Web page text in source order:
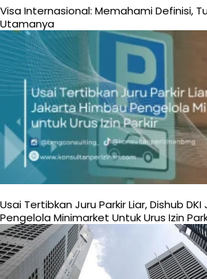
Visa Internasional: Memahami Definisi,
Utamanya
Usai Tertibkan Juru Parkir Liar, Dishub
Pengelola Minimarket Untuk Urus Izin